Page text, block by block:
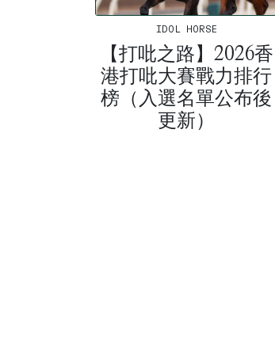
IDOL HORSE
【打吡之路】2026香
港打吡大賽戰力排行
榜（入選名單公布後
更新）